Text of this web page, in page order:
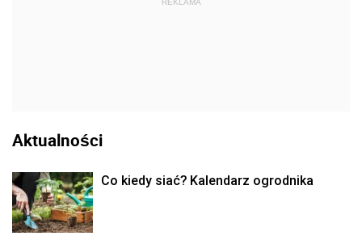
REKLAMA
Aktualności
Co kiedy siać? Kalendarz ogrodnika